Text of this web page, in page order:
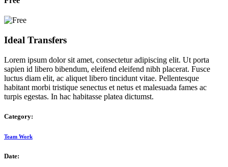
Ideal Transfers
Lorem ipsum dolor sit amet, consectetur adipiscing elit. Ut porta
sapien id libero bibendum, eleifend eleifend nibh placerat. Fusce
luctus diam elit, ac aliquet libero tincidunt vitae. Pellentesque
habitant morbi tristique senectus et netus et malesuada fames ac
turpis egestas. In hac habitasse platea dictumst.
Category:
Team Work
Date: